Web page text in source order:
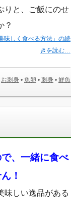
りと、ご飯にのせ
？
味しく食べる方法」の続
きを読む…
お刺身 • 魚卵 • 刺身 • 鮮魚
、一緒に食べ
！
味しい逸品がある